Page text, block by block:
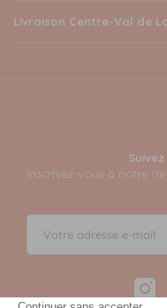
Livraison Centre-Val de
Inscrivez-vous à notre